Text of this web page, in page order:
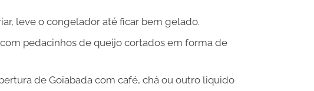
leve o congelador até ficar bem gelado.
pedacinhos de queijo cortados em forma de
de Goiabada com café, chá ou outro liquido